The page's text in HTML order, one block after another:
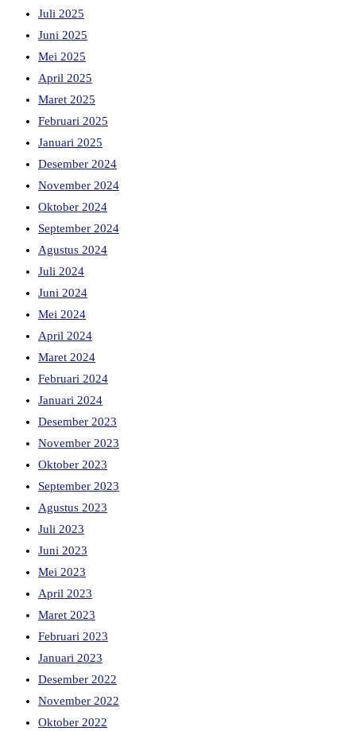
Juli 2025
Juni 2025
Mei 2025
April 2025
Maret 2025
Februari 2025
Januari 2025
Desember 2024
November 2024
Oktober 2024
September 2024
Agustus 2024
Juli 2024
Juni 2024
Mei 2024
April 2024
Maret 2024
Februari 2024
Januari 2024
Desember 2023
November 2023
Oktober 2023
September 2023
Agustus 2023
Juli 2023
Juni 2023
Mei 2023
April 2023
Maret 2023
Februari 2023
Januari 2023
Desember 2022
November 2022
Oktober 2022